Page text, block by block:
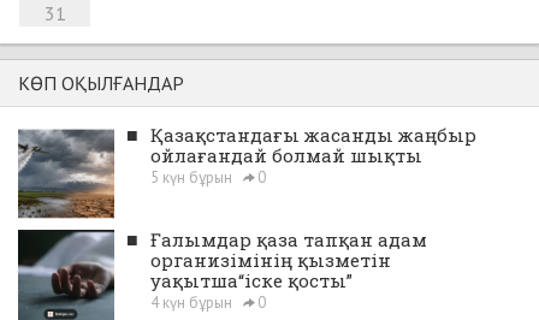
31
КӨП ОҚЫЛҒАНДАР
■ Қазақстандағы жасанды жаңбыр
ойлағандай болмай шықты
5 күн бұрын 0
■ Ғалымдар қаза тапқан адам
организімінің қызметін
уақытша“іске қосты”
4 күн бұрын 0